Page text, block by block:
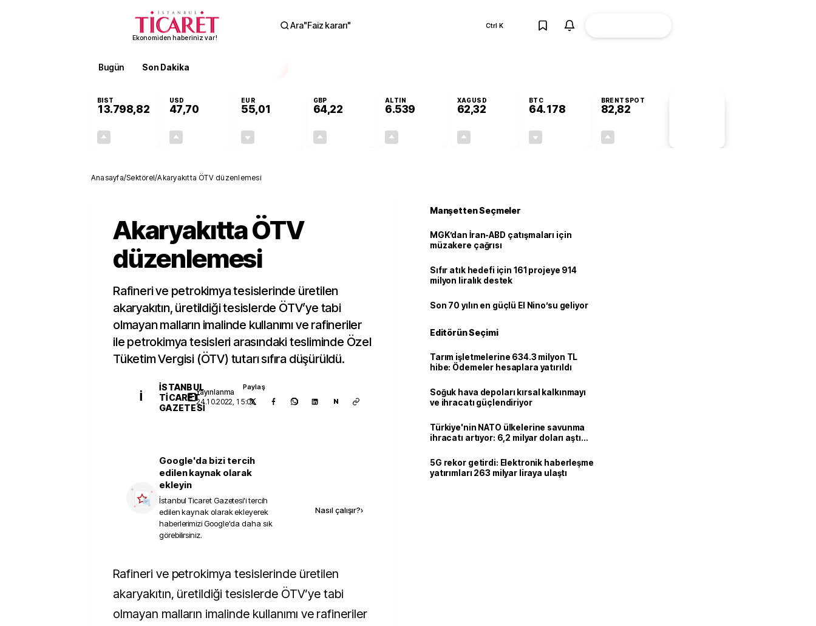
Ekonomiden haberiniz var!
Ara"Faiz kararı" Ctrl K
Bugün Son Dakika
BIST
13.798,82
USD
47,70
EUR
55,01
GBP
64,22
ALTIN
6.539
XAGUSD
62,32
BTC
64.178
BRENTSPOT
82,82
Anasayfa/Sektörel/Akaryakıtta ÖTV düzenlemesi
Akaryakıtta ÖTV
düzenlemesi
Rafineri ve petrokimya tesislerinde üretilen
akaryakıtın, üretildiği tesislerde ÖTV’ye tabi
olmayan malların imalinde kullanımı ve rafineriler
ile petrokimya tesisleri arasındaki tesliminde Özel
Tüketim Vergisi (ÖTV) tutarı sıfıra düşürüldü.
İ
İSTANBUL
TICARET
GAZETESI
Yayınlanma
24.10.2022, 15:01
Paylaş
N
Google'da bizi tercih
edilen kaynak olarak
ekleyin
İstanbul Ticaret Gazetesi'i tercih
edilen kaynak olarak ekleyerek
haberlerimizi Google'da daha sık
görebilirsiniz.
Nasıl çalışır?›
Rafineri ve petrokimya tesislerinde üretilen
akaryakıtın, üretildiği tesislerde ÖTV’ye tabi
olmayan malların imalinde kullanımı ve rafineriler
Manşetten Seçmeler
MGK’dan İran-ABD çatışmaları için
müzakere çağrısı
Sıfır atık hedefi için 161 projeye 914
milyon liralık destek
Son 70 yılın en güçlü El Nino’su geliyor
Editörün Seçimi
Tarım işletmelerine 634.3 milyon TL
hibe: Ödemeler hesaplara yatırıldı
Soğuk hava depoları kırsal kalkınmayı
ve ihracatı güçlendiriyor
Türkiye'nin NATO ülkelerine savunma
ihracatı artıyor: 6,2 milyar doları aştı
5G rekor getirdi: Elektronik haberleşme
yatırımları 263 milyar liraya ulaştı